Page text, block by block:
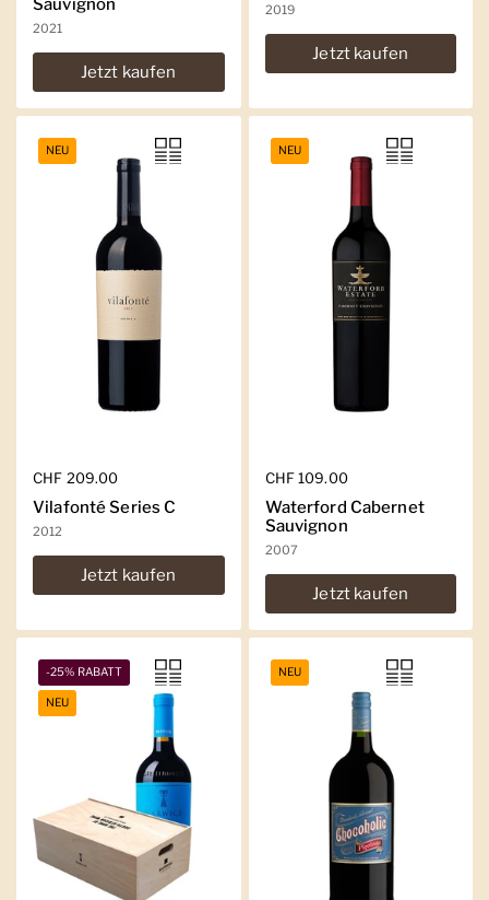
Sauvignon
2021
Jetzt kaufen
2019
Jetzt kaufen
Regulärer Preis
CHF 209.00
Vilafonté Series C
2012
Jetzt kaufen
NEU
Regulärer Preis
CHF 109.00
Waterford Cabernet
Sauvignon
2007
Jetzt kaufen
NEU
-25% RABATT
NEU
NEU